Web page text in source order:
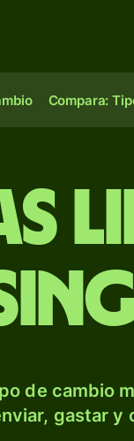
Compara:
de cambio
gastar